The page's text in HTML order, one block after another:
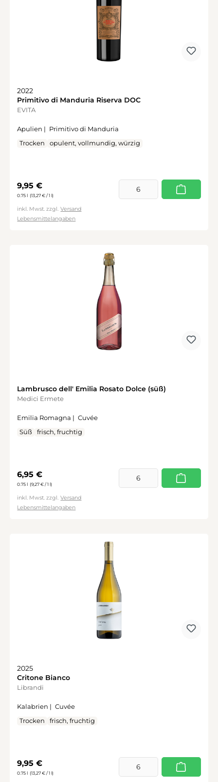
2022
Primitivo di Manduria Riserva DOC
EVITA
Apulien | Primitivo di Manduria
Trocken
opulent, vollmundig, würzig
Regulärer Preis:
9,95 €
0.75 l (13,27 € / 1 l)
inkl. Mwst. zzgl. Versand
Lebensmittelangaben
Lambrusco dell' Emilia Rosato Dolce (süß)
Medici Ermete
Emilia Romagna | Cuvée
Süß
frisch, fruchtig
Regulärer Preis:
6,95 €
0.75 l (9,27 € / 1 l)
inkl. Mwst. zzgl. Versand
Lebensmittelangaben
2025
Critone Bianco
Librandi
Kalabrien | Cuvée
Trocken
frisch, fruchtig
Regulärer Preis:
9,95 €
0.75 l (13,27 € / 1 l)